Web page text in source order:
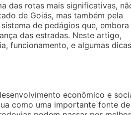
das rotas mais significativas,
de Goiás, mas também pela
de pedágios que, embora
das estradas. Neste artigo,
funcionamento, e algumas dicas
econômico e
como uma importante fonte de